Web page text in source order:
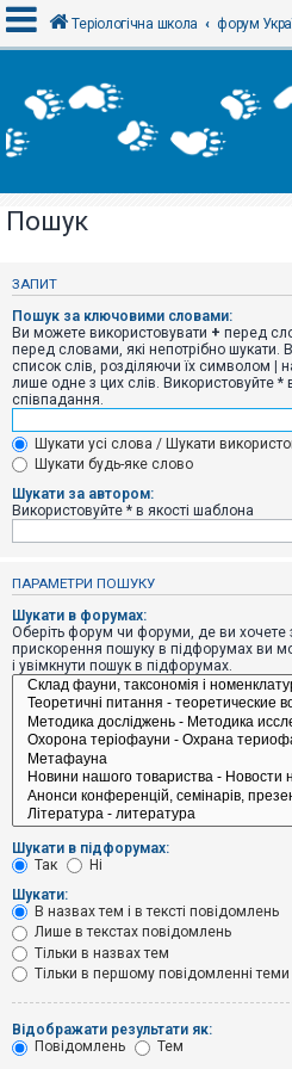
х
і
Р
с
р
а
ц
і
я
Т
е
м
и
б
і
п
о
в
і
д
в
н
т
е
м
и
о
ш
Теріологічна школа
Пошук
ЗАПИТ
Пошук за ключовими словами:
Ви можете використовувати + перед
перед словами, які непотрібно шукати.
список слів, розділяючи їх символом |
лише одне з цих слів. Використовуйте *
співпадання.
Шукати усі слова / Шукати
Шукати будь-яке слово
Шукати за автором:
Використовуйте * в якості шаблона
ПАРАМЕТРИ ПОШУКУ
Шукати в форумах:
Оберіть форум чи форуми, де ви хочете
прискорення пошуку в підфорумах ви
і увімкнути пошук в підфорумах.
Шукати в підфорумах:
Так
Ні
Шукати:
В назвах тем і в тексті повідомлень
Лише в текстах повідомлень
Тільки в назвах тем
Тільки в першому повідомленні теми
Відображати результати як:
Повідомлень
Тем